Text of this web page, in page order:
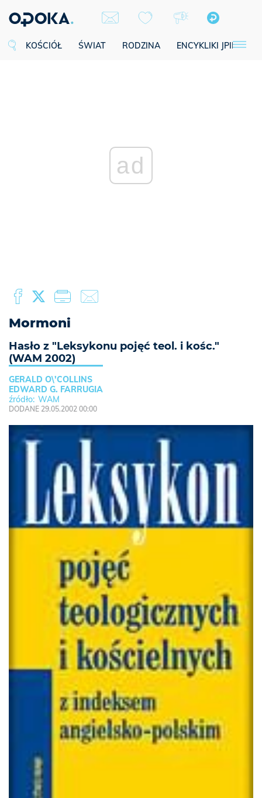
KOŚCIÓŁ ŚWIAT RODZINA ENCYKLIKI JPII
ad
Mormoni
Hasło z "Leksykonu pojęć teol. i kośc."
(WAM 2002)
GERALD O\'COLLINS
EDWARD G. FARRUGIA
WAM
DODANE 29.05.2002 00:00